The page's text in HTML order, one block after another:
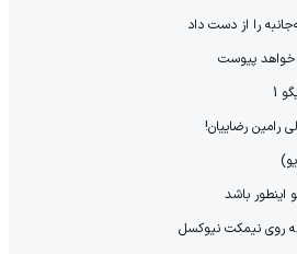
را از دست داد
خواهد پیوست
رامین رضاییان!
اینطور باشد
روی نیمکت نیوکسل